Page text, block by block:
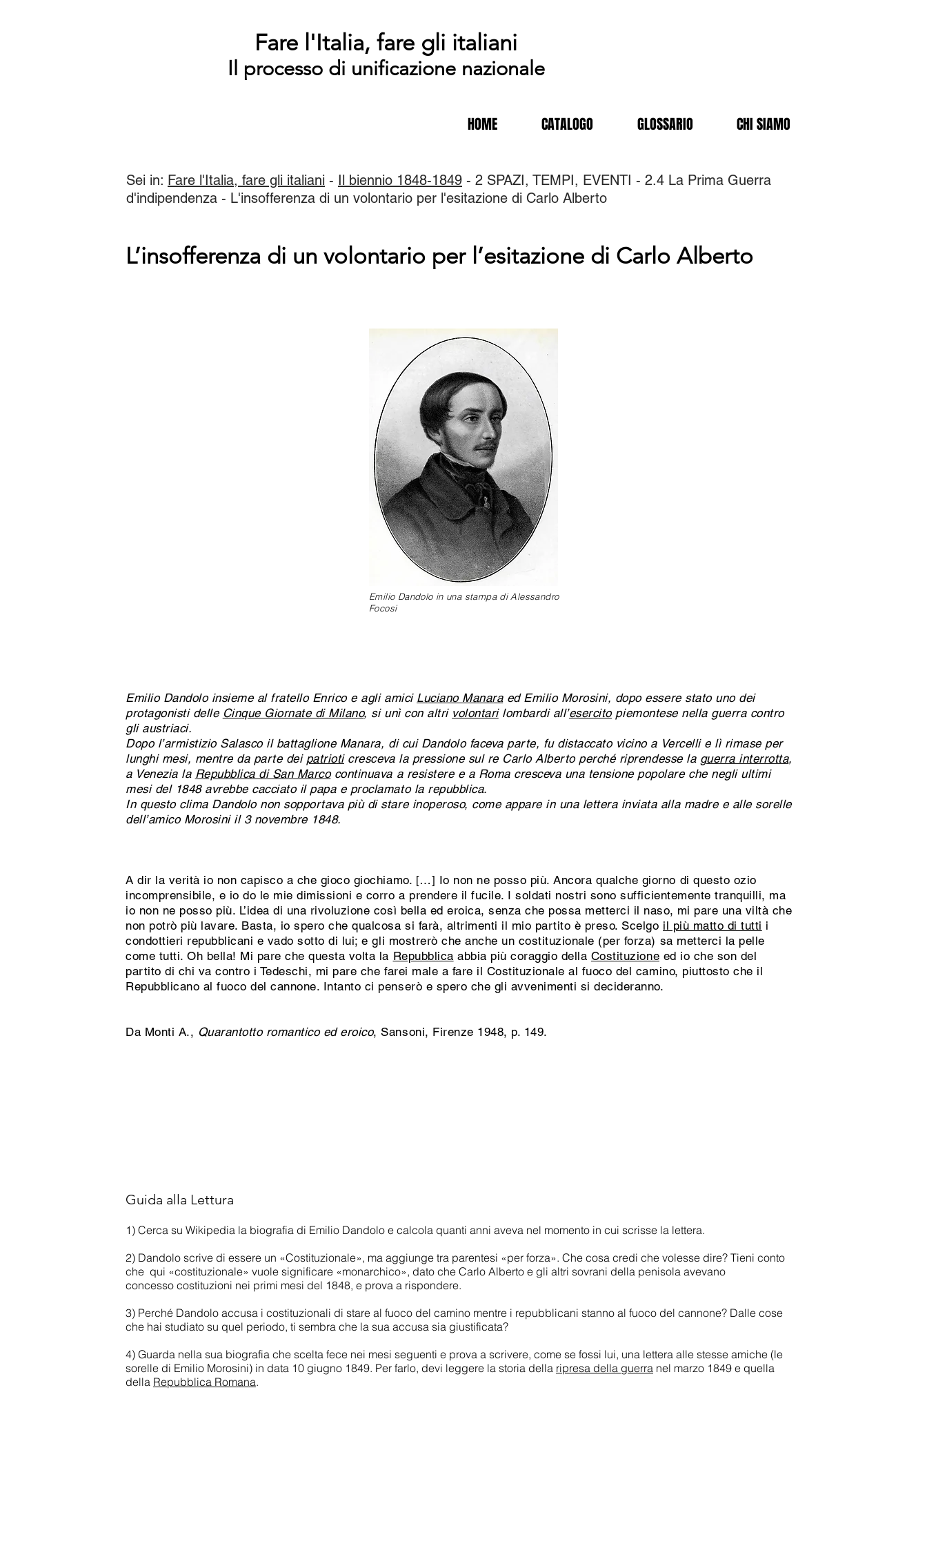
Fare l'Italia, fare gli italiani
Il processo di unificazione nazionale
HOME CATALOGO GLOSSARIO CHI SIAMO
Sei in: Fare l'Italia, fare gli italiani - Il biennio 1848-1849 - 2 SPAZI, TEMPI, EVENTI - 2.4 La Prima Guerra
d'indipendenza - L'insofferenza di un volontario per l'esitazione di Carlo Alberto
L’insofferenza di un volontario per l’esitazione di Carlo Alberto
Emilio Dandolo in una stampa di Alessandro
Focosi
Emilio Dandolo insieme al fratello Enrico e agli amici Luciano Manara ed Emilio Morosini, dopo essere stato uno dei
protagonisti delle Cinque Giornate di Milano, si unì con altri volontarilombardi all’esercitopiemontese nella guerra contro
gli austriaci.
Dopo l’armistizio Salasco il battaglione Manara, di cui Dandolo faceva parte, fu distaccato vicino a Vercelli e lì rimase per
lunghi mesi, mentre da parte dei patrioticresceva la pressione sul re Carlo Alberto perché riprendesse la guerra interrotta,
a Venezia la Repubblica di San Marco continuava a resistere e a Roma cresceva una tensione popolare che negli ultimi
mesi del 1848 avrebbe cacciato il papa e proclamato la repubblica.
In questo clima Dandolo non sopportava più di stare inoperoso, come appare in una lettera inviata alla madre e alle sorelle
dell’amico Morosini il 3 novembre 1848.
A dir la verità io non capisco a che gioco giochiamo. […] Io non ne posso più. Ancora qualche giorno di questo ozio
incomprensibile, e io do le mie dimissioni e corro a prendere il fucile. I soldati nostri sono sufficientemente tranquilli, ma
io non ne posso più. L’idea di una rivoluzione così bella ed eroica, senza che possa metterci il naso, mi pare una viltà che
non potrò più lavare. Basta, io spero che qualcosa si farà, altrimenti il mio partito è preso. Scelgo il più matto di tutti i
condottieri repubblicani e vado sotto di lui; e gli mostrerò che anche un costituzionale (per forza) sa metterci la pelle
come tutti. Oh bella! Mi pare che questa volta la Repubblica abbia più coraggio della Costituzione ed io che son del
partito di chi va contro i Tedeschi, mi pare che farei male a fare il Costituzionale al fuoco del camino, piuttosto che il
Repubblicano al fuoco del cannone. Intanto ci penserò e spero che gli avvenimenti si decideranno.
Da Monti A., Quarantotto romantico ed eroico, Sansoni, Firenze 1948, p. 149.
Guida alla Lettura
1) Cerca su Wikipedia la biografia di Emilio Dandolo e calcola quanti anni aveva nel momento in cui scrisse la lettera.
2) Dandolo scrive di essere un «Costituzionale», ma aggiunge tra parentesi «per forza». Che cosa credi che volesse dire? Tieni conto
che qui «costituzionale» vuole significare «monarchico», dato che Carlo Alberto e gli altri sovrani della penisola avevano
concesso costituzioni nei primi mesi del 1848, e prova a rispondere.
3) Perché Dandolo accusa i costituzionali di stare al fuoco del camino mentre i repubblicani stanno al fuoco del cannone? Dalle cose
che hai studiato su quel periodo, ti sembra che la sua accusa sia giustificata?
4) Guarda nella sua biografia che scelta fece nei mesi seguenti e prova a scrivere, come se fossi lui, una lettera alle stesse amiche (le
sorelle di Emilio Morosini) in data 10 giugno 1849. Per farlo, devi leggere la storia della ripresa della guerra nel marzo 1849 e quella
della Repubblica Romana.